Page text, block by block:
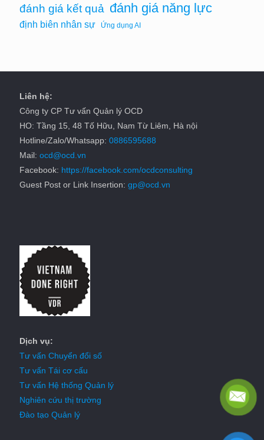
đánh giá kết quả đánh giá năng lực
định biên nhân sự Ứng dụng AI
Liên hệ:
Công ty CP Tư vấn Quản lý OCD
HO: Tầng 15, 48 Tố Hữu, Nam Từ Liêm, Hà nội
Hotline/Zalo/Whatsapp: 0886595688
Mail: ocd@ocd.vn
Facebook: https://facebook.com/ocdconsulting
Guest Post or Link Insertion: gp@ocd.vn
Dịch vụ:
Tư vấn Chuyển đổi số
Tư vấn Tái cơ cấu
Tư vấn Hệ thống Quản lý
Nghiên cứu thị trường
Đào tạo Quản lý